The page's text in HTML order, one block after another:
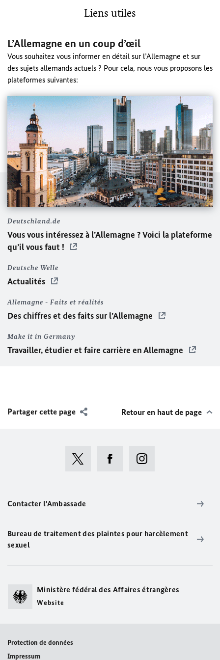
Liens utiles
L’Allemagne en un coup d’œil
Vous souhaitez vous informer en détail sur l’Allemagne et sur
des sujets allemands actuels ? Pour cela, nous vous proposons les
plateformes suivantes:
Deutschland.de
Vous vous intéressez à l’Allemagne ? Voici la plateforme
qu’il vous faut !
Deutsche Welle
Actualités
Allemagne - Faits et réalités
Des chiffres et des faits sur l’Allemagne
Make it in Germany
Travailler, étudier et faire carrière en Allemagne
Partager cette page Retour en haut de page
Contacter l'Ambassade
Bureau de traitement des plaintes pour harcèlement
sexuel
Ministère fédéral des Affaires étrangères
Website
Protection de données
Impressum